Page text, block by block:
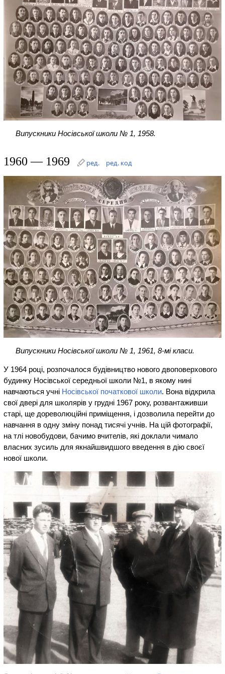
Випускники Носівської школи № 1, 1958.
1960 — 1969 ред. ред. код
Випускники Носівської школи № 1, 1961, 8-мі класи.
У 1964 році, розпочалося будівництво нового двоповерхового
будинку Носівської середньої школи №1, в якому нині
навчаються учні Носівської початкової школи. Вона відкрила
свої двері для школярів у грудні 1967 року, розвантаживши
старі, ще дореволюційні приміщення, і дозволила перейти до
навчання в одну зміну понад тисячі учнів. На цій фотографії,
на тлі новобудови, бачимо вчителів, які доклали чимало
власних зусиль для якнайшвидшого введення в дію своєї
нової школи.